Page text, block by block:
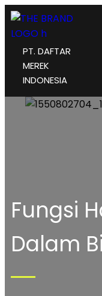
PT. DAFTAR
MEREK
INDONESIA
Fungsi
Dalam